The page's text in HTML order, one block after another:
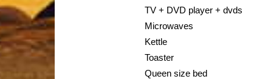
TV + DVD player + dvds
Microwaves
Kettle
Toaster
Queen size bed